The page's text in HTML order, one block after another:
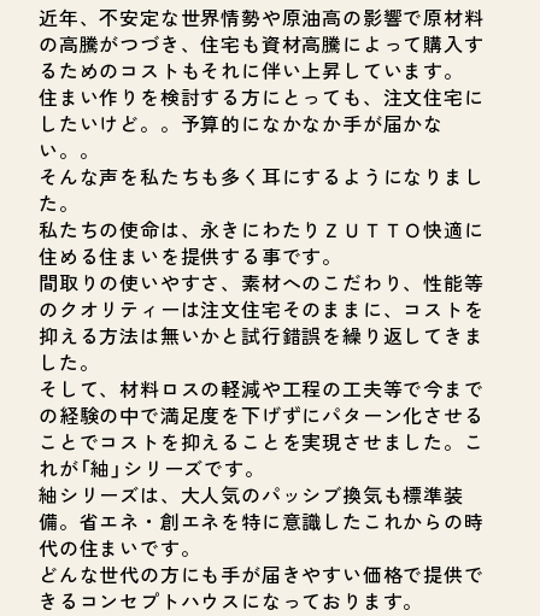
近年、不安定な世界情勢や原油高の影響で原材料
の高騰がつづき、住宅も資材高騰によって購入す
るためのコストもそれに伴い上昇しています。
住まい作りを検討する方にとっても、注文住宅に
したいけど。。予算的になかなか手が届かな
い。。
そんな声を私たちも多く耳にするようになりまし
た。
私たちの使命は、永きにわたりＺＵＴＴＯ快適に
住める住まいを提供する事です。
間取りの使いやすさ、素材へのこだわり、性能等
のクオリティーは注文住宅そのままに、コストを
抑える方法は無いかと試行錯誤を繰り返してきま
した。
そして、材料ロスの軽減や工程の工夫等で今まで
の経験の中で満足度を下げずにパターン化させる
ことでコストを抑えることを実現させました。こ
れが「紬」シリーズです。
紬シリーズは、大人気のパッシブ換気も標準装
備。省エネ・創エネを特に意識したこれからの時
代の住まいです。
どんな世代の方にも手が届きやすい価格で提供で
きるコンセプトハウスになっております。